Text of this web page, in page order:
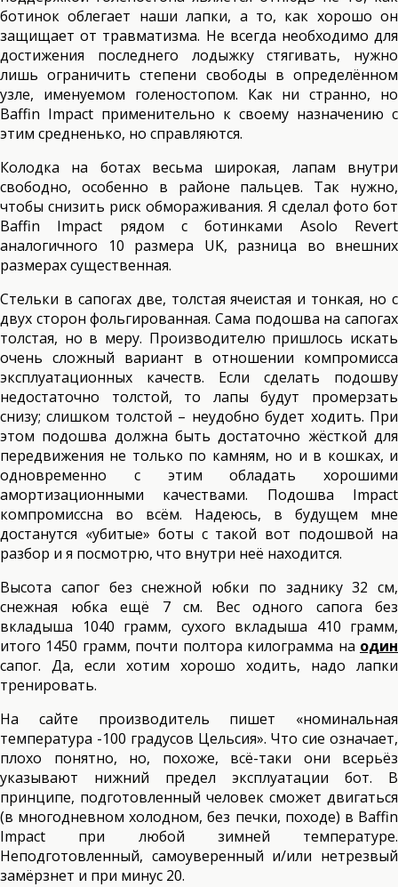
ботинок облегает наши лапки, а то, как хорошо он
защищает от травматизма. Не всегда необходимо для
достижения последнего лодыжку стягивать, нужно
лишь ограничить степени свободы в определённом
узле, именуемом голеностопом. Как ни странно, но
Baffin Impact применительно к своему назначению с
этим средненько, но справляются.
Колодка на ботах весьма широкая, лапам внутри
свободно, особенно в районе пальцев. Так нужно,
чтобы снизить риск обмораживания. Я сделал фото бот
Baffin Impact рядом с ботинками Asolo Revert
аналогичного 10 размера UK, разница во внешних
размерах существенная.
Стельки в сапогах две, толстая ячеистая и тонкая, но с
двух сторон фольгированная. Сама подошва на сапогах
толстая, но в меру. Производителю пришлось искать
очень сложный вариант в отношении компромисса
эксплуатационных качеств. Если сделать подошву
недостаточно толстой, то лапы будут промерзать
снизу; слишком толстой – неудобно будет ходить. При
этом подошва должна быть достаточно жёсткой для
передвижения не только по камням, но и в кошках, и
одновременно с этим обладать хорошими
амортизационными качествами. Подошва Impact
компромиссна во всём. Надеюсь, в будущем мне
достанутся «убитые» боты с такой вот подошвой на
разбор и я посмотрю, что внутри неё находится.
Высота сапог без снежной юбки по заднику 32 см,
снежная юбка ещё 7 см. Вес одного сапога без
вкладыша 1040 грамм, сухого вкладыша 410 грамм,
итого 1450 грамм, почти полтора килограмма на один
сапог. Да, если хотим хорошо ходить, надо лапки
тренировать.
На сайте производитель пишет «номинальная
температура -100 градусов Цельсия». Что сие означает,
плохо понятно, но, похоже, всё-таки они всерьёз
указывают нижний предел эксплуатации бот. В
принципе, подготовленный человек сможет двигаться
(в многодневном холодном, без печки, походе) в Baffin
Impact при любой зимней температуре.
Неподготовленный, самоуверенный и/или нетрезвый
замёрзнет и при минус 20.